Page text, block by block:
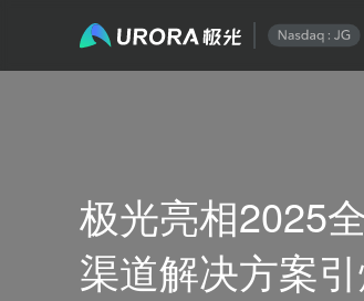
极光亮相2025
渠道解决方案